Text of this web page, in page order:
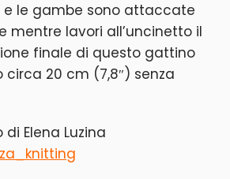
e le gambe sono attaccate
mentre lavori all’uncinetto il
finale di questo gattino
20 cm (7,8″) senza
Elena Luzina